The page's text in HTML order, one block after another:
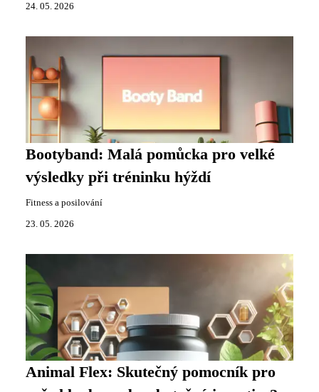
24. 05. 2026
Bootyband: Malá pomůcka pro velké
výsledky při tréninku hýždí
Fitness a posilování
23. 05. 2026
Animal Flex: Skutečný pomocník pro